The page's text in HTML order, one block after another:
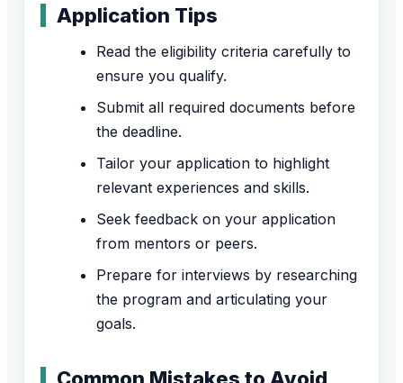
Application Tips
Read the eligibility criteria carefully to
ensure you qualify.
Submit all required documents before
the deadline.
Tailor your application to highlight
relevant experiences and skills.
Seek feedback on your application
from mentors or peers.
Prepare for interviews by researching
the program and articulating your
goals.